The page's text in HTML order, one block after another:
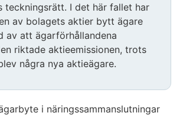
teckningsrätt. I det här fallet har
av bolagets aktier bytt ägare
av att ägarförhållandena
riktade aktieemissionen, trots
några nya aktieägare.
i näringssammanslutningar